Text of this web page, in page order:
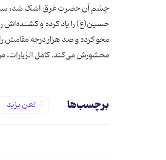
چشم آن حضرت غرق اشک شد، سپس
حسین(ع) را یاد کرده و کشنده‌‏اش
محو کرده و صد هزار درجه مقامش را
محشورش مى‏‌کند. کامل الزیارات، ص106 منبع : خبرگزاری
برچسب‌ها لعن یزید